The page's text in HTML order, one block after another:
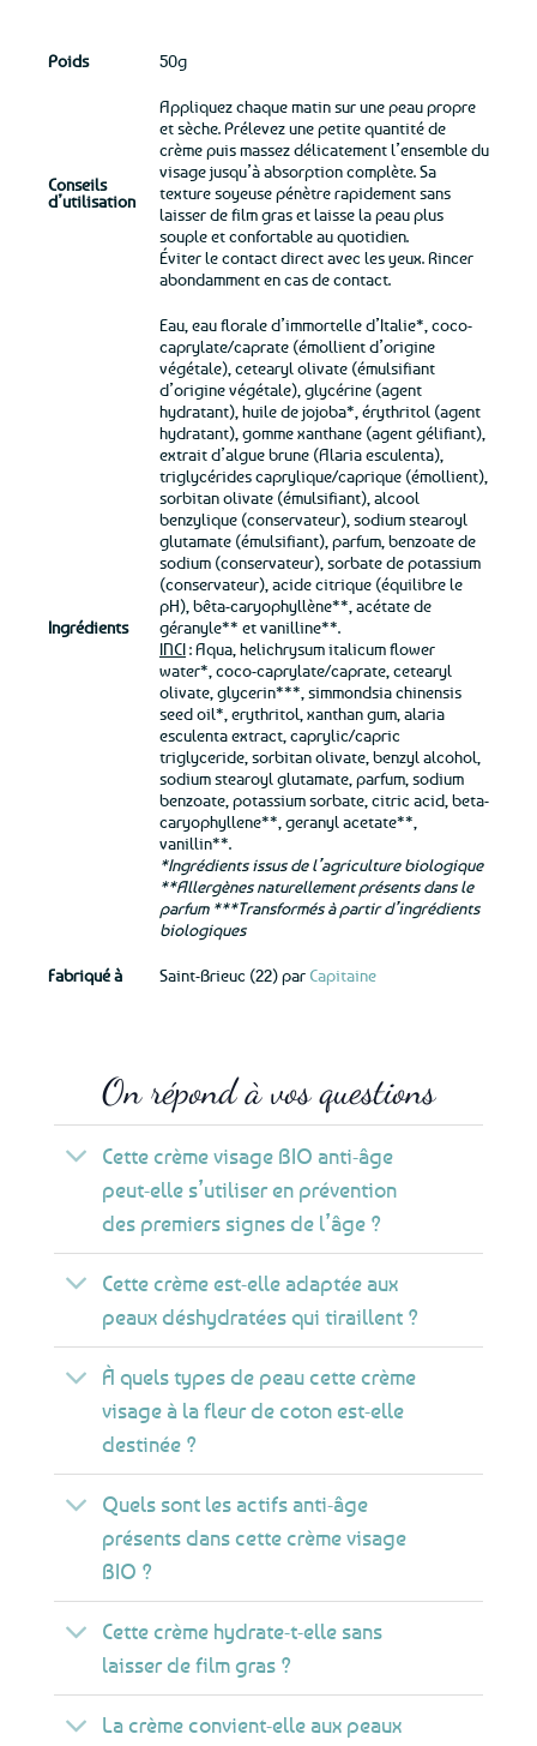
Poids 50g
Conseils
d’utilisation
Appliquez chaque matin sur une peau propre
et sèche. Prélevez une petite quantité de
crème puis massez délicatement l’ensemble du
visage jusqu’à absorption complète. Sa
texture soyeuse pénètre rapidement sans
laisser de film gras et laisse la peau plus
souple et confortable au quotidien.
Éviter le contact direct avec les yeux. Rincer
abondamment en cas de contact.
Ingrédients
Eau, eau florale d’immortelle d’Italie*, coco-
caprylate/caprate (émollient d’origine
végétale), cetearyl olivate (émulsifiant
d’origine végétale), glycérine (agent
hydratant), huile de jojoba*, érythritol (agent
hydratant), gomme xanthane (agent gélifiant),
extrait d’algue brune (Alaria esculenta),
triglycérides caprylique/caprique (émollient),
sorbitan olivate (émulsifiant), alcool
benzylique (conservateur), sodium stearoyl
glutamate (émulsifiant), parfum, benzoate de
sodium (conservateur), sorbate de potassium
(conservateur), acide citrique (équilibre le
pH), bêta-caryophyllène**, acétate de
géranyle** et vanilline**.
INCI: Aqua, helichrysum italicum flower
water*, coco-caprylate/caprate, cetearyl
olivate, glycerin***, simmondsia chinensis
seed oil*, erythritol, xanthan gum, alaria
esculenta extract, caprylic/capric
triglyceride, sorbitan olivate, benzyl alcohol,
sodium stearoyl glutamate, parfum, sodium
benzoate, potassium sorbate, citric acid, beta-
caryophyllene**, geranyl acetate**,
vanillin**.
*Ingrédients issus de l’agriculture biologique
**Allergènes naturellement présents dans le
parfum ***Transformés à partir d’ingrédients
biologiques
Fabriqué à Saint-Brieuc (22) par Capitaine
On répond à vos questions
Cette crème visage BIO anti-âge
peut-elle s’utiliser en prévention
des premiers signes de l’âge ?
Cette crème est-elle adaptée aux
peaux déshydratées qui tiraillent ?
À quels types de peau cette crème
visage à la fleur de coton est-elle
destinée ?
Quels sont les actifs anti-âge
présents dans cette crème visage
BIO ?
Cette crème hydrate-t-elle sans
laisser de film gras ?
La crème convient-elle aux peaux